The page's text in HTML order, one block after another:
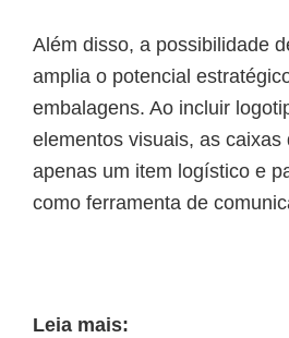
Além disso, a possibilidade
amplia o potencial
embalagens. Ao incluir
elementos visuais, as caixas
apenas um item logístico e
como ferramenta de
Leia mais: